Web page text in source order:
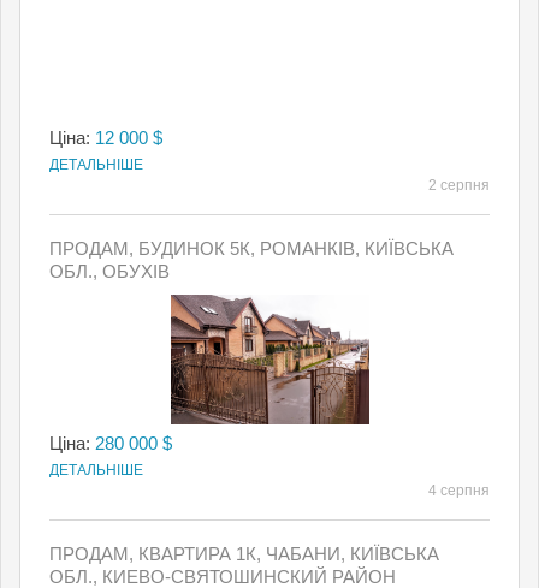
Ціна: 12 000 $
ДЕТАЛЬНІШЕ
2 серпня
ПРОДАМ, БУДИНОК 5К, РОМАНКІВ, КИЇВСЬКА
ОБЛ., ОБУХІВ
Ціна: 280 000 $
ДЕТАЛЬНІШЕ
4 серпня
ПРОДАМ, КВАРТИРА 1К, ЧАБАНИ, КИЇВСЬКА
ОБЛ., КИЕВО-СВЯТОШИНСКИЙ РАЙОН